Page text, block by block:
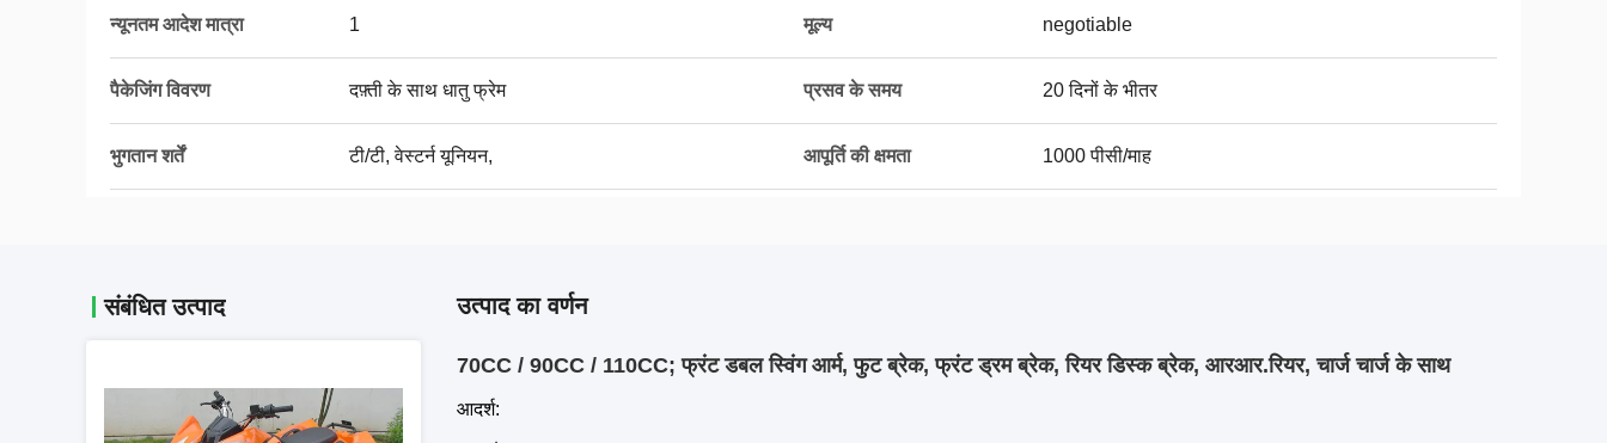
न्यूनतम आदेश मात्रा 1 मूल्य negotiable
पैकेजिंग विवरण दफ़्ती के साथ धातु फ्रेम प्रसव के समय 20 दिनों के भीतर
भुगतान शर्तें टी/टी, वेस्टर्न यूनियन, आपूर्ति की क्षमता 1000 पीसी/माह
संबंधित उत्पाद उत्पाद का वर्णन
70CC / 90CC / 110CC; फ्रंट डबल स्विंग आर्म, फुट ब्रेक, फ्रंट ड्रम ब्रेक, रियर डिस्क ब्रेक, आरआर.रियर, चार्ज चार्ज के साथ
आदर्श: